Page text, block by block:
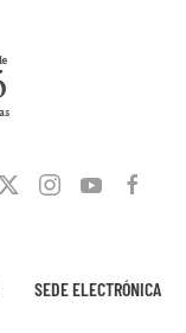
SEDE ELECTRÓNICA